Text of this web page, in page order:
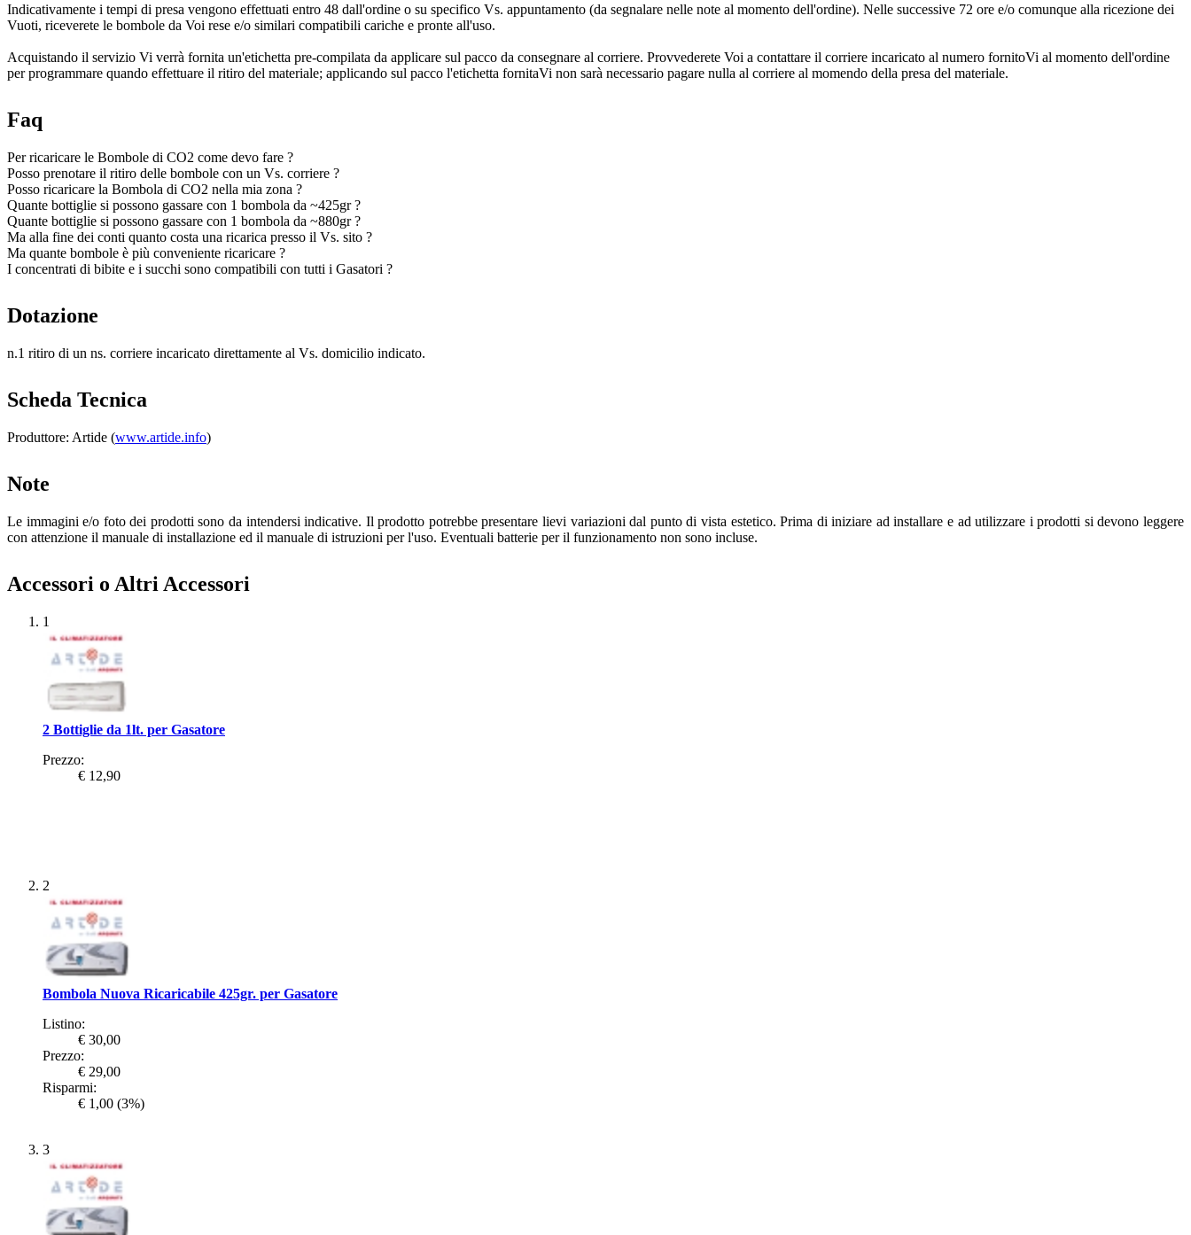
Indicativamente i tempi di presa vengono effettuati entro 48 dall'ordine o su specifico Vs. appuntamento (da segnalare nelle note al momento dell'ordine). Nelle successive 72 ore e/o comunque alla ricezione dei
Vuoti, riceverete le bombole da Voi rese e/o similari compatibili cariche e pronte all'uso.
Acquistando il servizio Vi verrà fornita un'etichetta pre-compilata da applicare sul pacco da consegnare al corriere. Provvederete Voi a contattare il corriere incaricato al numero fornitoVi al momento dell'ordine
per programmare quando effettuare il ritiro del materiale; applicando sul pacco l'etichetta fornitaVi non sarà necessario pagare nulla al corriere al momendo della presa del materiale.
Faq
Per ricaricare le Bombole di CO2 come devo fare ?
Posso prenotare il ritiro delle bombole con un Vs. corriere ?
Posso ricaricare la Bombola di CO2 nella mia zona ?
Quante bottiglie si possono gassare con 1 bombola da ~425gr ?
Quante bottiglie si possono gassare con 1 bombola da ~880gr ?
Ma alla fine dei conti quanto costa una ricarica presso il Vs. sito ?
Ma quante bombole è più conveniente ricaricare ?
I concentrati di bibite e i succhi sono compatibili con tutti i Gasatori ?
Dotazione
n.1 ritiro di un ns. corriere incaricato direttamente al Vs. domicilio indicato.
Scheda Tecnica
Produttore: Artide (www.artide.info)
Note
Le immagini e/o foto dei prodotti sono da intendersi indicative. Il prodotto potrebbe presentare lievi variazioni dal punto di vista estetico. Prima di iniziare ad installare e ad utilizzare i prodotti si devono leggere
con attenzione il manuale di installazione ed il manuale di istruzioni per l'uso. Eventuali batterie per il funzionamento non sono incluse.
Accessori o Altri Accessori
1
2 Bottiglie da 1lt. per Gasatore
Prezzo:
€ 12,90
2
Bombola Nuova Ricaricabile 425gr. per Gasatore
Listino:
€ 30,00
Prezzo:
€ 29,00
Risparmi:
€ 1,00 (3%)
3